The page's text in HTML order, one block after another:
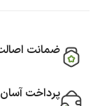
ضمانت اصالت
پرداخت